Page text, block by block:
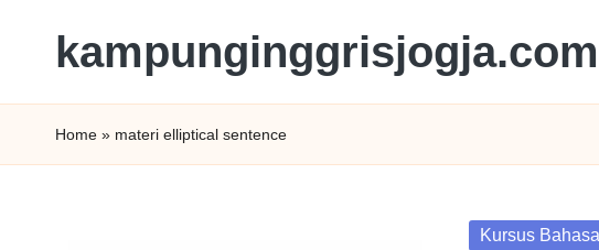
kampunginggrisjogja.com
Home » materi elliptical sentence
Kursus